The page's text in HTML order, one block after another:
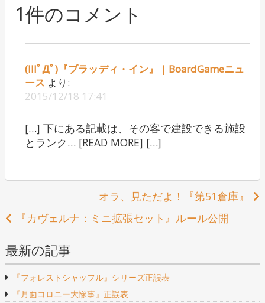
リ
1件のコメント
(lllﾟДﾟ)『ブラッディ・イン』 | BoardGameニュ
ース より:
2015/12/18 17:41
[…] 下にある記載は、その客で建設できる施設
とランク… [READ MORE] […]
稿
ナ
ビ
ゲ
オラ、見ただよ！『第51倉庫』
『カヴェルナ：ミニ拡張セット』ルール公開
最新の記事
『フォレストシャッフル』シリーズ正誤表
『月面コロニー大惨事』正誤表